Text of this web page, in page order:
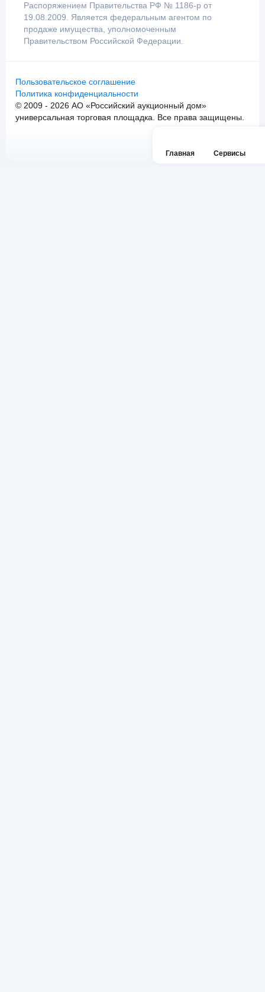
Главная Сервисы
Распоряжением Правительства РФ № 1186-р от
19.08.2009. Является федеральным агентом по
продаже имущества, уполномоченным
Правительством Российской Федерации.
Пользовательское соглашение
Политика конфиденциальности
© 2009 - 2026 АО «Российский аукционный дом»
универсальная торговая площадка. Все права защищены.